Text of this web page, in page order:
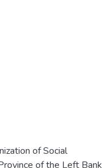
of Social
of the Left Bank